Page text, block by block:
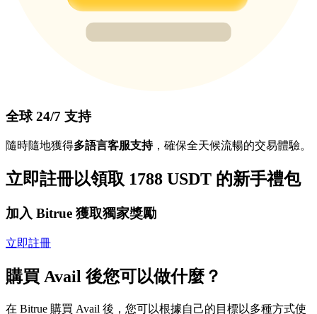
全球 24/7 支持
隨時隨地獲得多語言客服支持，確保全天候流暢的交易體驗。
立即註冊以領取 1788 USDT 的新手禮包
加入 Bitrue 獲取獨家獎勵
立即註冊
購買 Avail 後您可以做什麼？
在 Bitrue 購買 Avail 後，您可以根據自己的目標以多種方式使